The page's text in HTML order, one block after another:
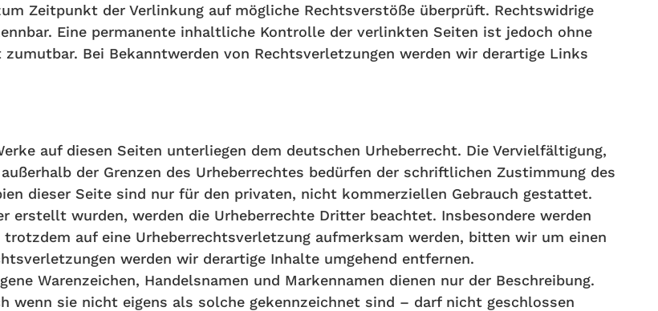
Zeitpunkt der Verlinkung auf mögliche Rechtsverstöße überprüft. Rechtswidrige
Eine permanente inhaltliche Kontrolle der verlinkten Seiten ist jedoch ohne
Bei Bekanntwerden von Rechtsverletzungen werden wir derartige Links
auf diesen Seiten unterliegen dem deutschen Urheberrecht. Die Vervielfältigung,
der Grenzen des Urheberrechtes bedürfen der schriftlichen Zustimmung des
dieser Seite sind nur für den privaten, nicht kommerziellen Gebrauch gestattet.
erstellt wurden, werden die Urheberrechte Dritter beachtet. Insbesondere werden
auf eine Urheberrechtsverletzung aufmerksam werden, bitten wir um einen
werden wir derartige Inhalte umgehend entfernen.
Warenzeichen, Handelsnamen und Markennamen dienen nur der Beschreibung.
wenn sie nicht eigens als solche gekennzeichnet sind – darf nicht geschlossen